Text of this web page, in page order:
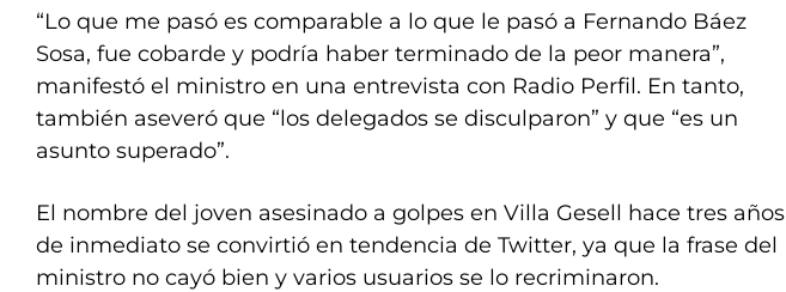
“Lo que me pasó es comparable a lo que le pasó a Fernando Báez
Sosa, fue cobarde y podría haber terminado de la peor manera”,
manifestó el ministro en una entrevista con Radio Perfil. En tanto,
también aseveró que “los delegados se disculparon” y que “es un
asunto superado”.
El nombre del joven asesinado a golpes en Villa Gesell hace tres años
de inmediato se convirtió en tendencia de Twitter, ya que la frase del
ministro no cayó bien y varios usuarios se lo recriminaron.